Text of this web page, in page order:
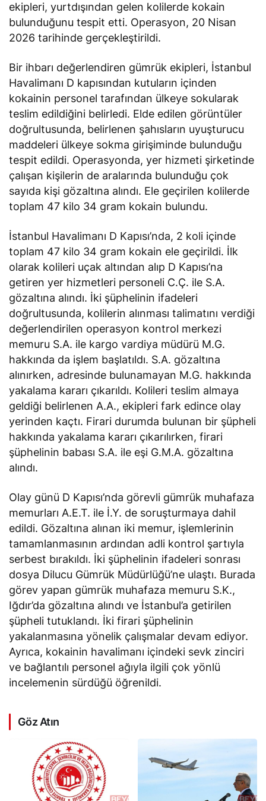
ekipleri, yurtdışından gelen kolilerde kokain
bulunduğunu tespit etti. Operasyon, 20 Nisan
2026 tarihinde gerçekleştirildi.
Bir ihbarı değerlendiren gümrük ekipleri, İstanbul
Havalimanı D kapısından kutuların içinden
kokainin personel tarafından ülkeye sokularak
teslim edildiğini belirledi. Elde edilen görüntüler
doğrultusunda, belirlenen şahısların uyuşturucu
maddeleri ülkeye sokma girişiminde bulunduğu
tespit edildi. Operasyonda, yer hizmeti şirketinde
çalışan kişilerin de aralarında bulunduğu çok
sayıda kişi gözaltına alındı. Ele geçirilen kolilerde
toplam 47 kilo 34 gram kokain bulundu.
İstanbul Havalimanı D Kapısı’nda, 2 koli içinde
toplam 47 kilo 34 gram kokain ele geçirildi. İlk
olarak kolileri uçak altından alıp D Kapısı’na
getiren yer hizmetleri personeli C.Ç. ile S.A.
gözaltına alındı. İki şüphelinin ifadeleri
doğrultusunda, kolilerin alınması talimatını verdiği
değerlendirilen operasyon kontrol merkezi
memuru S.A. ile kargo vardiya müdürü M.G.
hakkında da işlem başlatıldı. S.A. gözaltına
alınırken, adresinde bulunamayan M.G. hakkında
yakalama kararı çıkarıldı. Kolileri teslim almaya
geldiği belirlenen A.A., ekipleri fark edince olay
yerinden kaçtı. Firari durumda bulunan bir şüpheli
hakkında yakalama kararı çıkarılırken, firari
şüphelinin babası S.A. ile eşi G.M.A. gözaltına
alındı.
Olay günü D Kapısı’nda görevli gümrük muhafaza
memurları A.E.T. ile İ.Y. de soruşturmaya dahil
edildi. Gözaltına alınan iki memur, işlemlerinin
tamamlanmasının ardından adli kontrol şartıyla
serbest bırakıldı. İki şüphelinin ifadeleri sonrası
dosya Dilucu Gümrük Müdürlüğü’ne ulaştı. Burada
görev yapan gümrük muhafaza memuru S.K.,
Iğdır’da gözaltına alındı ve İstanbul’a getirilen
şüpheli tutuklandı. İki firari şüphelinin
yakalanmasına yönelik çalışmalar devam ediyor.
Ayrıca, kokainin havalimanı içindeki sevk zinciri
ve bağlantılı personel ağıyla ilgili çok yönlü
incelemenin sürdüğü öğrenildi.
Göz Atın